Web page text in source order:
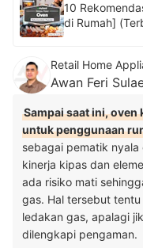
10 Rekomendasi
di Rumah]
Retail Home
Awan Feri
Sampai saat ini,
untuk penggunaan
sebagai pematik
kinerja kipas dan
ada risiko mati
gas. Hal tersebut
ledakan gas, apalagi
dilengkapi pengaman.